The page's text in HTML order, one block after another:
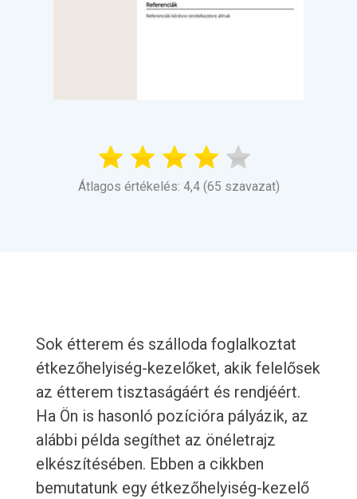
Átlagos értékelés: 4,4 (65 szavazat)
Sok étterem és szálloda foglalkoztat
étkezőhelyiség-kezelőket, akik felelősek
az étterem tisztaságáért és rendjéért.
Ha Ön is hasonló pozícióra pályázik, az
alábbi példa segíthet az önéletrajz
elkészítésében. Ebben a cikkben
bemutatunk egy étkezőhelyiség-kezelő